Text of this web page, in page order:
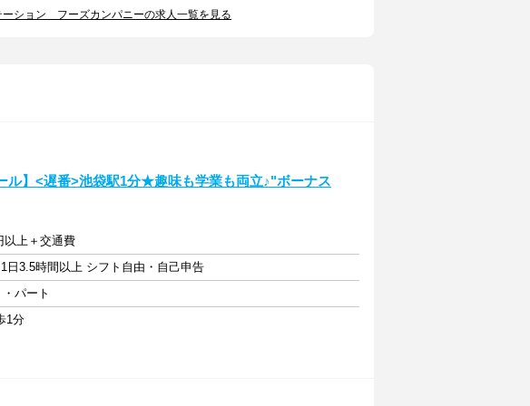
ション フーズカンパニーの求人一覧を見る
ル】<遅番>池袋駅1分★趣味も学業も両立♪"ボーナス
以上＋交通費
日3.5時間以上 シフト自由・自己申告
パート
1分